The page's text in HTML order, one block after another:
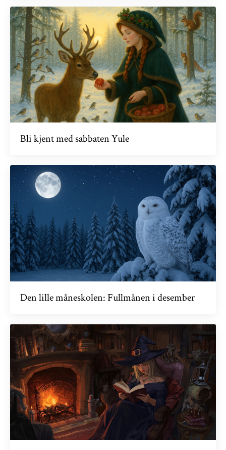
Bli kjent med sabbaten Yule
Den lille måneskolen: Fullmånen i desember